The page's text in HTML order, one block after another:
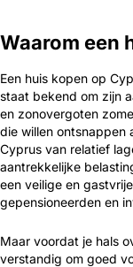
Waarom een
Een huis kopen op
staat bekend om zijn
en zonovergoten
die willen ontsnappen
Cyprus van relatief
aantrekkelijke
een veilige en
gepensioneerden en
Maar voordat je hals
verstandig om goed